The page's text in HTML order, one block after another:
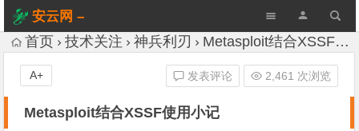
安云网 –
AnYun.ORG
首页 技术关注 神兵利刃 Metasploit结合XSSF使用小记
Metasploit结合XSSF使用小记
发表评论 2,461 次浏览
A+